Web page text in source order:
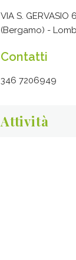
VIA S.
(Bergamo) -
Contatti
346 7206949
Attività